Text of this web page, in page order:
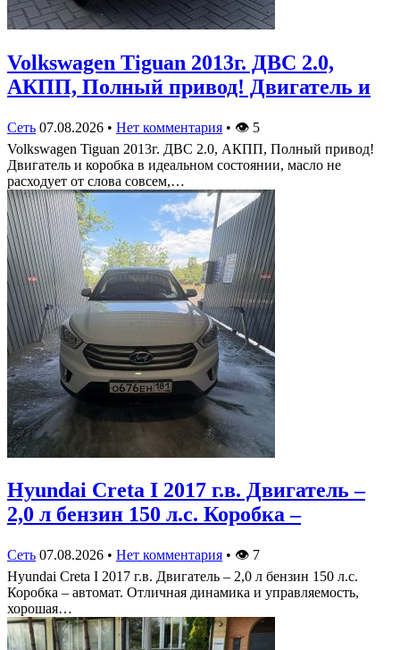
Volkswagen Tiguan 2013г. ДВС 2.0,
АКПП, Полный привод! Двигатель и
Сеть 07.08.2026 • Нет комментария • 👁 5
Volkswagen Tiguan 2013г. ДВС 2.0, АКПП, Полный привод!
Двигатель и коробка в идеальном состоянии, масло не
расходует от слова совсем,…
Hyundai Creta I 2017 г.в. Двигатель –
2,0 л бензин 150 л.с. Коробка –
Сеть 07.08.2026 • Нет комментария • 👁 7
Hyundai Creta I 2017 г.в. Двигатель – 2,0 л бензин 150 л.с.
Коробка – автомат. Отличная динамика и управляемость,
хорошая…